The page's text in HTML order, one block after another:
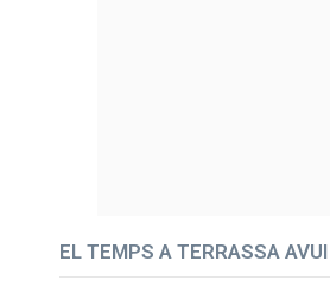
EL TEMPS A TERRASSA AVUI